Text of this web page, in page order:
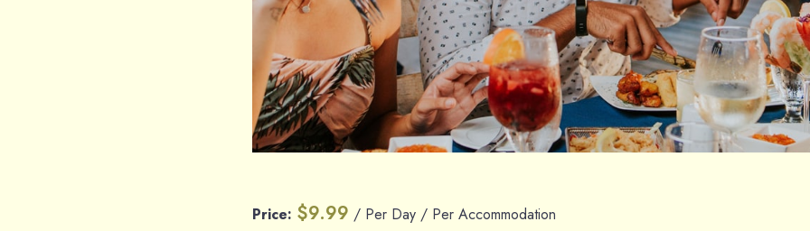
Price: $9.99 / Per Day / Per Accommodation